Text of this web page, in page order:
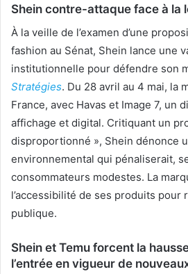
Shein contre-attaque face à la
À la veille de l’examen d’une
fashion au Sénat, Shein lance une
institutionnelle pour défendre son
Stratégies. Du 28 avril au 4 mai, la
France, avec Havas et Image 7, un
affichage et digital. Critiquant un
disproportionné », Shein dénonce
environnemental qui pénaliserait,
consommateurs modestes. La
l’accessibilité de ses produits pour
publique.
Shein et Temu forcent la
l’entrée en vigueur de